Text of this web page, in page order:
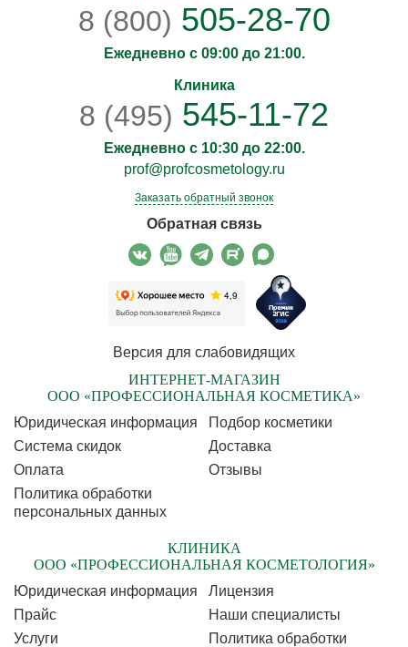
8 (800) 505-28-70
Ежедневно с 09:00 до 21:00.
Клиника
8 (495) 545-11-72
Ежедневно с 10:30 до 22:00.
prof@profcosmetology.ru
Заказать обратный звонок
Обратная связь
Версия для слабовидящих
ИНТЕРНЕТ-МАГАЗИН
ООО «ПРОФЕССИОНАЛЬНАЯ КОСМЕТИКА»
Юридическая информация
Подбор косметики
Cистема скидок
Доставка
Оплата
Отзывы
Политика обработки
персональных данных
КЛИНИКА
ООО «ПРОФЕССИОНАЛЬНАЯ КОСМЕТОЛОГИЯ»
Юридическая информация
Лицензия
Прайс
Наши специалисты
Услуги
Политика обработки